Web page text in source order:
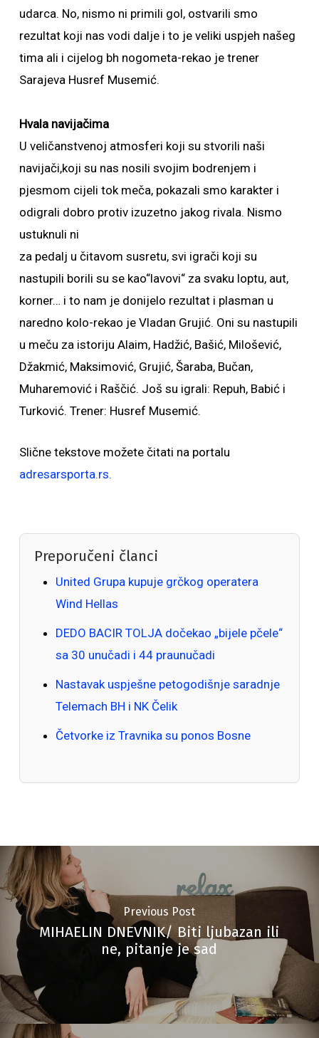
udarca. No, nismo ni primili gol, ostvarili smo
rezultat koji nas vodi dalje i to je veliki uspjeh našeg
tima ali i cijelog bh nogometa-rekao je trener
Sarajeva Husref Musemić.
Hvala navijačima
U veličanstvenoj atmosferi koji su stvorili naši
navijači,koji su nas nosili svojim bodrenjem i
pjesmom cijeli tok meča, pokazali smo karakter i
odigrali dobro protiv izuzetno jakog rivala. Nismo
ustuknuli ni
za pedalj u čitavom susretu, svi igrači koji su
nastupili borili su se kao“lavovi“ za svaku loptu, aut,
korner… i to nam je donijelo rezultat i plasman u
naredno kolo-rekao je Vladan Grujić. Oni su nastupili
u meču za istoriju Alaim, Hadžić, Bašić, Milošević,
Džakmić, Maksimović, Grujić, Šaraba, Bučan,
Muharemović i Raščić. Još su igrali: Repuh, Babić i
Turković. Trener: Husref Musemić.
Slične tekstove možete čitati na portalu
adresarsporta.rs.
Preporučeni članci
United Grupa kupuje grčkog operatera
Wind Hellas
DEDO BACIR TOLJA dočekao „bijele pčele“
sa 30 unučadi i 44 praunučadi
Nastavak uspješne petogodišnje saradnje
Telemach BH i NK Čelik
Četvorke iz Travnika su ponos Bosne
Previous Post
MIHAELIN DNEVNIK/ Biti ljubazan ili
ne, pitanje je sad